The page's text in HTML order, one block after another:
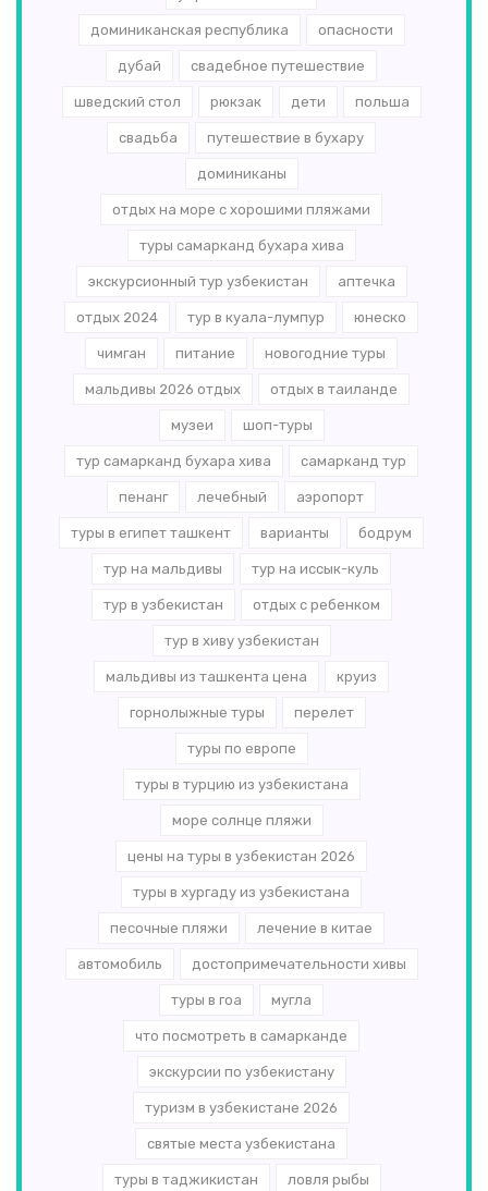
доминиканская республика опасности
дубай свадебное путешествие
шведский стол рюкзак дети польша
свадьба путешествие в бухару
доминиканы
отдых на море с хорошими пляжами
туры самарканд бухара хива
экскурсионный тур узбекистан аптечка
отдых 2024 тур в куала-лумпур юнеско
чимган питание новогодние туры
мальдивы 2026 отдых отдых в таиланде
музеи шоп-туры
тур самарканд бухара хива самарканд тур
пенанг лечебный аэропорт
туры в египет ташкент варианты бодрум
тур на мальдивы тур на иссык-куль
тур в узбекистан отдых с ребенком
тур в хиву узбекистан
мальдивы из ташкента цена круиз
горнолыжные туры перелет
туры по европе
туры в турцию из узбекистана
море солнце пляжи
цены на туры в узбекистан 2026
туры в хургаду из узбекистана
песочные пляжи лечение в китае
автомобиль достопримечательности хивы
туры в гоа мугла
что посмотреть в самарканде
экскурсии по узбекистану
туризм в узбекистане 2026
святые места узбекистана
туры в таджикистан ловля рыбы